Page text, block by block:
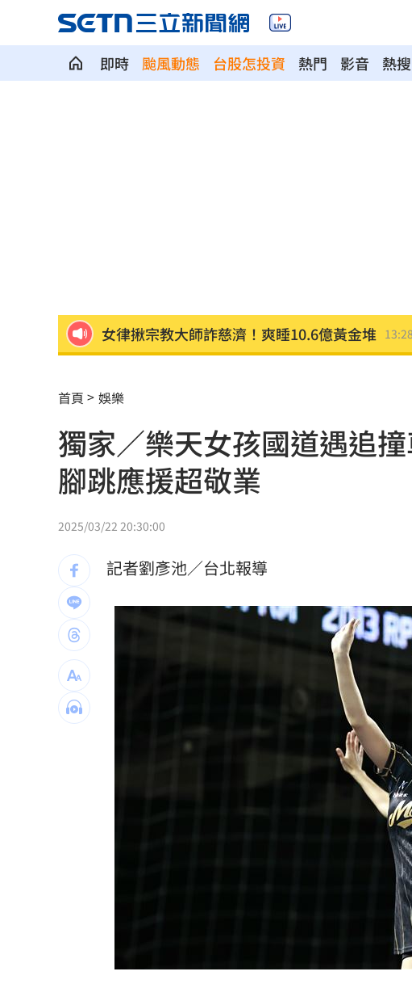
即時 颱風動態 台股怎投資 熱門 影音 熱搜
女律揪宗教大師詐慈濟！爽睡10.6億黃金堆 13:28
小說家38歲財富自由！靠1張表算出退休金
全聯、萬家福防空演習「暫停電子支付」！
起司進口狂飆2.3倍！農業部帶頭拚國產
淡出16年拒復出拍戲 姜厚任轟中國劇組
淡江大橋今晚8時起封橋 封閉範圍一次看
漢光42／後備動員！同心36號召集令發布了
盧秀燕甩鍋扯台南 黃偉哲「2問題」打臉 13:16
水中熱舞翻轉爆意外 李雅英當場失控變臉
Mina輕生後扯出西村力發言風波 粉絲護航 13:14
北市教育局稱廚餘給弱勢！吳思瑤轟：歧視
1鄉鎮發錢了！符資格每人爽領5000元現金 13:08
三立iNEWS新聞台線上直播
首頁 娛樂
獨家／樂天女孩國道遇追
腳跳應援超敬業
2025/03/22 20:30:00
記者劉彥池／台北報導